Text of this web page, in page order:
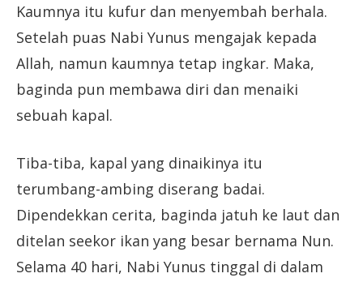
Kaumnya itu kufur dan menyembah berhala.
Setelah puas Nabi Yunus mengajak kepada
Allah, namun kaumnya tetap ingkar. Maka,
baginda pun membawa diri dan menaiki
sebuah kapal.
Tiba-tiba, kapal yang dinaikinya itu
terumbang-ambing diserang badai.
Dipendekkan cerita, baginda jatuh ke laut dan
ditelan seekor ikan yang besar bernama Nun.
Selama 40 hari, Nabi Yunus tinggal di dalam